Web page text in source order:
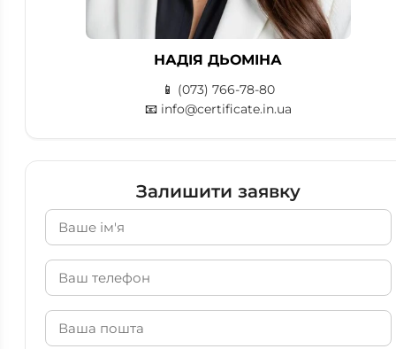
НАДІЯ ДЬОМІНА
📱 (073) 766-78-80
📧 info@certificate.in.ua
Залишити заявку